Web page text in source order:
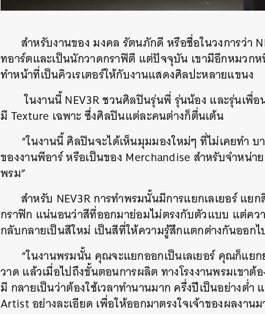
สำหรับงานของ มงคล รัตนภักดี หรือชื่อในวงการว่า
ทอาร์ตและเป็นนักวาดกราฟิตี แต่ปัจจุบัน เขามีอีกหมวก
ทำหน้าที่เป็นคิวเรเตอร์ให้กับงานแสดงศิลปะหลายแขนง
ในงานนี้ NEV3R ชวนศิลปินรุ่นพี่ รุ่นน้อง และรุ่นเพื่อ
มี Texture เฉพาะ ซึ่งศิลปินแต่ละคนต่างก็ตื่นเต้น
“ในงานนี้ ศิลปินจะได้เห็นมุมมองใหม่ๆ ที่ไม่เคยทำ
ของงานพีอาร์ หรือเป็นของ Merchandise สำหรับจำหน่
พรม”
สำหรับ NEV3R การทำพรมนั้นมีการแยกเลเยอร์ แย
กราฟิก แน่นอนว่าสีที่ออกมาย่อมไม่ตรงกับตัวแบบ แต่ค
กลับกลายเป็นสีใหม่ เป็นสีที่ให้ความรู้สึกแตกต่างกันออกไ
“ในงานพรมนั้น คุณจะแยกออกเป็นเลเยอร์ คุณก็แย
วาด แล้วเมื่อไปถึงขั้นตอนการผลิต ทางโรงงานพรมเขาต้
มี กลายเป็นว่าต้องใช้เวลาทำนานมาก ครึ่งปีเป็นอย่างต่ำ
Artist อย่างละเอียด เพื่อให้ออกมาตรงใจเจ้าของผลงาน